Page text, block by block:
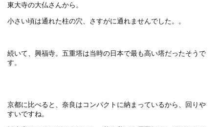
東大寺の大仏さんから。
小さい頃は通れた柱の穴、さすがに通れませんでした。。
続いて、興福寺。五重塔は当時の日本で最も高い塔だったそうで
す。
京都に比べると、奈良はコンパクトに納まっているから、回りや
すいですね。